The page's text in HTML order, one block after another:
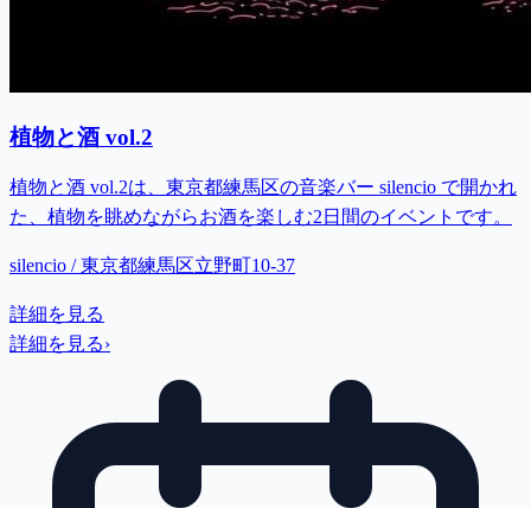
植物と酒 vol.2
植物と酒 vol.2は、東京都練馬区の音楽バー silencio で開かれ
た、植物を眺めながらお酒を楽しむ2日間のイベントです。
silencio / 東京都練馬区立野町10-37
詳細を見る
詳細を見る›